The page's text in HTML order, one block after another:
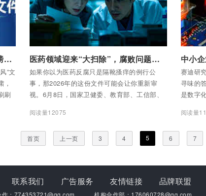
14部委联合发布2026医药反腐重磅文件，最全大白话解读，人人都能听懂
”文
，
刷
医药领域迎来“大扫除”，腐败问题和不正之风能否彻底清除？
如果你以为医药反腐只是隔靴搔痒的例行公
事，那2026年的这份文件可能会让你重新审
视。6月8日，国家卫健委、教育部、工信部、
购销领域和医疗服务中不正之风工作要点》，
到医美乱象，几乎把能出问题的环节全部“筛”了
据可以先放在这里：2025年仅上半年全国就有
阅读量12075
中小
赛迪研
寻味的
是数字
数字，
才缺
阅读量
首页 上一页 3 4 5 6 7
联系我们 广告服务 友情链接 品牌联盟
作：774353721@qq.com 机构合作部：176060728@qq.com